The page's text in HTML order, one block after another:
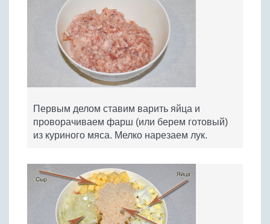
Первым делом ставим варить яйца и
проворачиваем фарш (или берем готовый)
из куриного мяса. Мелко нарезаем лук.